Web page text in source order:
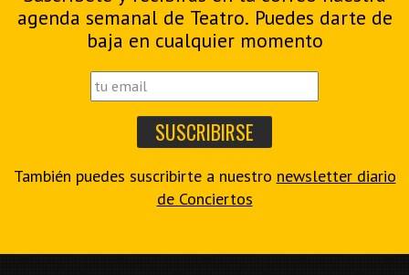
agenda semanal de Teatro. Puedes darte de
baja en cualquier momento
También puedes suscribirte a nuestro newsletter diario
de Conciertos